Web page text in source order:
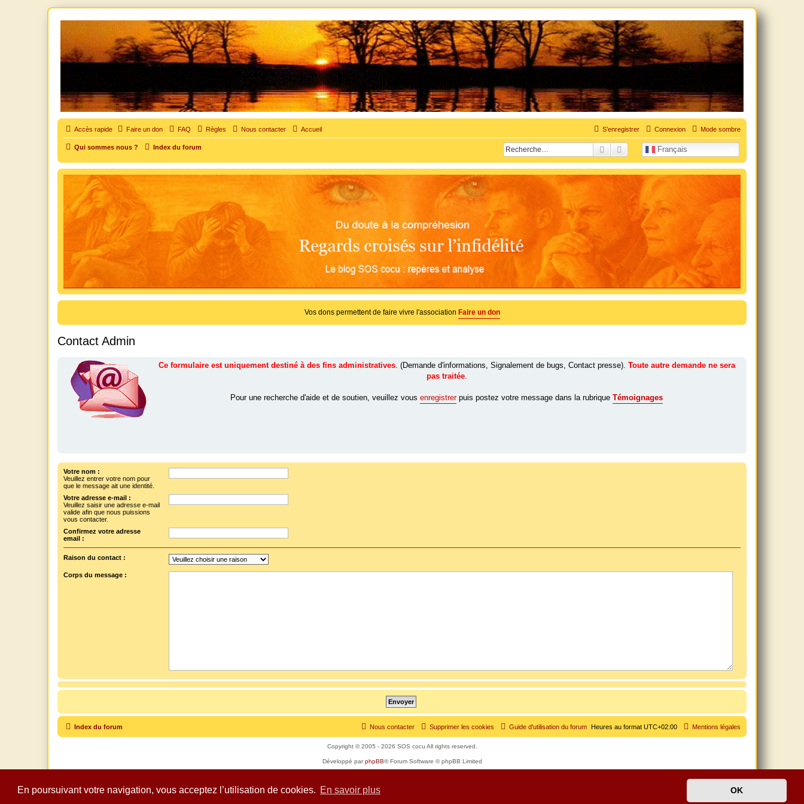
En poursuivant votre navigation, vous acceptez l’utilisation de cookies. En savoir plus OK
SOS cocu
SOS cocu est une association loi 1901 dont l'objet est le soutien aux victimes d'adultère. Pouvoir parler, se confier, recevoir un soutien moral pour traverser une situation personnelle douloureuse
Accès rapide Mode sombre
Faire un don FAQ Règles Nous contacter Accueil Connexion
S’enregistrer
Qui sommes nous ? Index du forum Français
RechercherRecherche avancée
Vos dons permettent de faire vivre l'association Faire un don
Contact Admin
Ce formulaire est uniquement destiné à des fins administratives. (Demande d'informations, Signalement de bugs, Contact presse). Toute autre demande ne sera
pas traitée.
Pour une recherche d'aide et de soutien, veuillez vous enregistrerpuis postez votre message dans la rubrique Témoignages
Votre nom :
Veuillez entrer votre nom pour
que le message ait une identité.
Votre adresse e-mail :
Veuillez saisir une adresse e-mail
valide afin que nous puissions
vous contacter.
Confirmez votre adresse
email :
Raison du contact :
Corps du message :
Index du forum Mentions légales
Heures au format UTC+02:00
Guide d'utilisation du forum
Supprimer les cookies
Nous contacter
Copyright © 2005 - 2026 SOS cocu All rights reserved.
Développé parphpBB® Forum Software © phpBB Limited